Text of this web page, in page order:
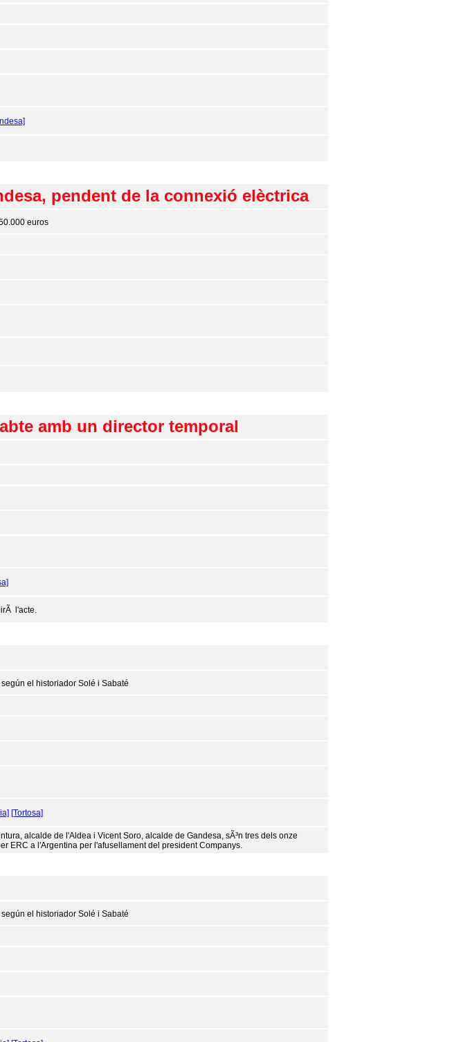
pendent de la connexió elèctrica
euros
amb un director temporal
l'acte.
el historiador Solé i Sabaté
[Tortosa]
alcalde de l'Aldea i Vicent Soro, alcalde de Gandesa, sÃ³n tres dels onze
ERC a l'Argentina per l'afusellament del president Companys.
el historiador Solé i Sabaté